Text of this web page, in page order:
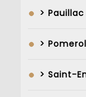
>
>
> Saint-